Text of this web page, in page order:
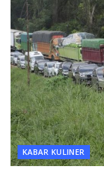
KABAR KULINER